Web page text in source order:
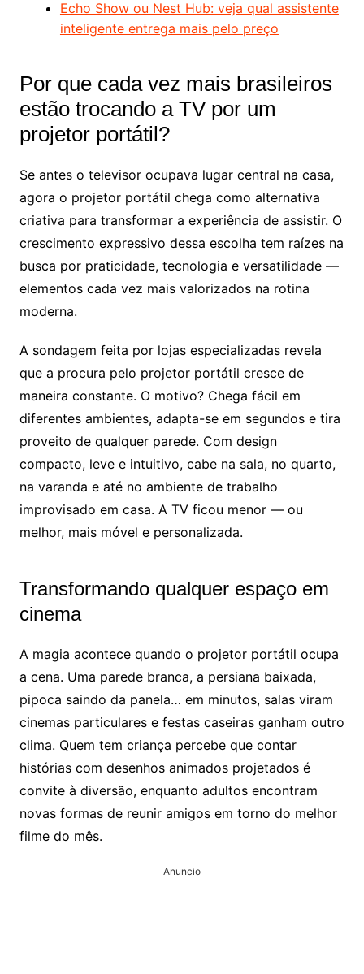
Echo Show ou Nest Hub: veja qual assistente
inteligente entrega mais pelo preço
Por que cada vez mais brasileiros
estão trocando a TV por um
projetor portátil?
Se antes o televisor ocupava lugar central na casa,
agora o projetor portátil chega como alternativa
criativa para transformar a experiência de assistir. O
crescimento expressivo dessa escolha tem raízes na
busca por praticidade, tecnologia e versatilidade —
elementos cada vez mais valorizados na rotina
moderna.
A sondagem feita por lojas especializadas revela
que a procura pelo projetor portátil cresce de
maneira constante. O motivo? Chega fácil em
diferentes ambientes, adapta-se em segundos e tira
proveito de qualquer parede. Com design
compacto, leve e intuitivo, cabe na sala, no quarto,
na varanda e até no ambiente de trabalho
improvisado em casa. A TV ficou menor — ou
melhor, mais móvel e personalizada.
Transformando qualquer espaço em
cinema
A magia acontece quando o projetor portátil ocupa
a cena. Uma parede branca, a persiana baixada,
pipoca saindo da panela… em minutos, salas viram
cinemas particulares e festas caseiras ganham outro
clima. Quem tem criança percebe que contar
histórias com desenhos animados projetados é
convite à diversão, enquanto adultos encontram
novas formas de reunir amigos em torno do melhor
filme do mês.
Anuncio